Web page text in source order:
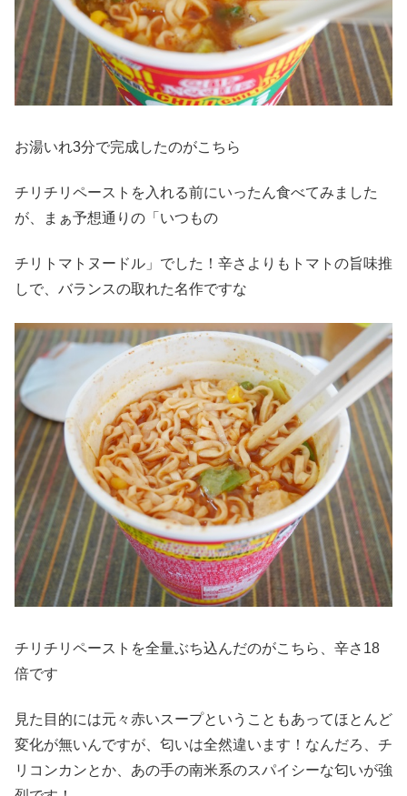
お湯いれ3分で完成したのがこちら
チリチリペーストを入れる前にいったん食べてみました
が、まぁ予想通りの「いつもの
チリトマトヌードル」でした！辛さよりもトマトの旨味推
しで、バランスの取れた名作ですな
チリチリペーストを全量ぶち込んだのがこちら、辛さ18
倍です
見た目的には元々赤いスープということもあってほとんど
変化が無いんですが、匂いは全然違います！なんだろ、チ
リコンカンとか、あの手の南米系のスパイシーな匂いが強